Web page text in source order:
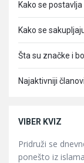
Kako se
Kako se
Šta su značke i
Najaktivniji članovi
VIBER KVIZ
Pridruži se
ponešto iz